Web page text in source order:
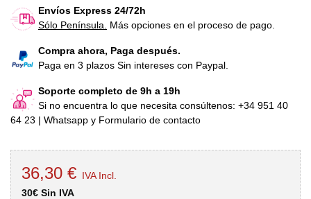
Envíos Express 24/72h
Sólo Península.
Más opciones en el proceso de pago.
Compra ahora, Paga después.
Paga en 3 plazos Sin intereses con Paypal.
Soporte completo de 9h a 19h
Si no encuentra lo que necesita consúltenos: +34 951 40
64 23 | Whatsapp y Formulario de contacto
36,30 € IVA Incl.
30€ Sin IVA